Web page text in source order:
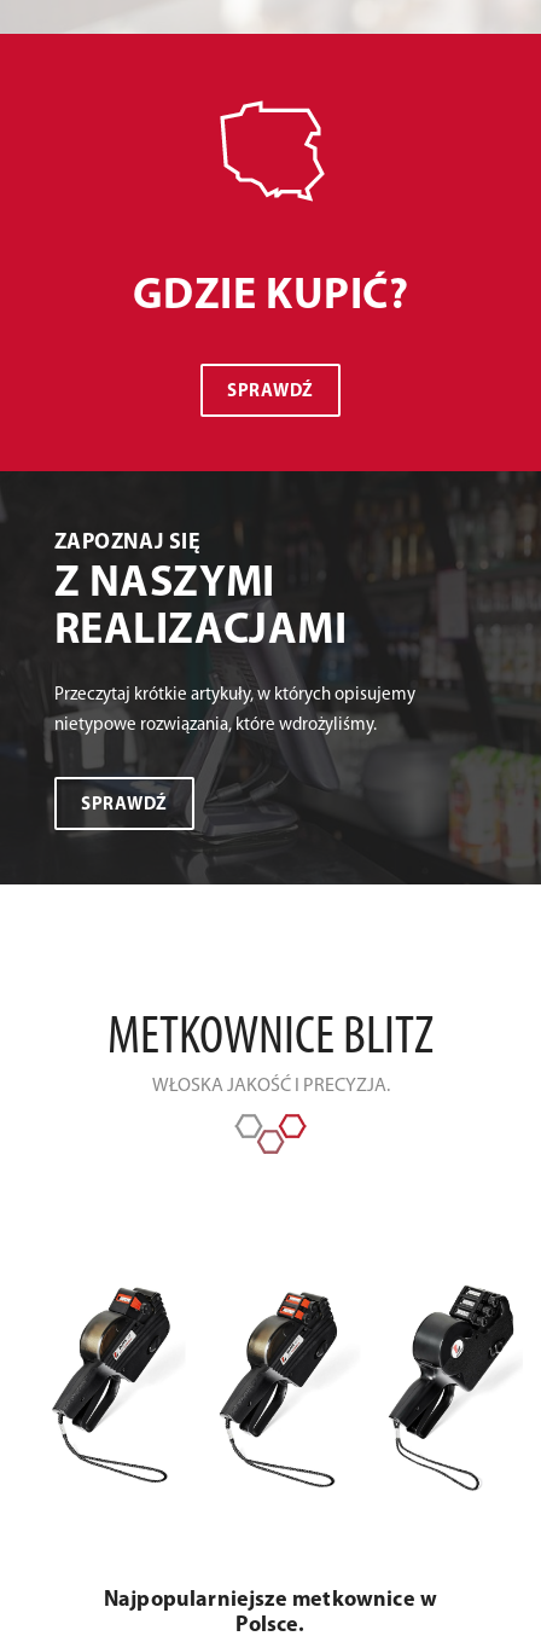
GDZIE KUPIĆ?
SPRAWDŹ
ZAPOZNAJ SIĘ
Z NASZYMI
REALIZACJAMI
Przeczytaj krótkie artykuły, w których opisujemy
nietypowe rozwiązania, które wdrożyliśmy.
SPRAWDŹ
METKOWNICE BLITZ
WŁOSKA JAKOŚĆ I PRECYZJA.
Najpopularniejsze metkownice w
Polsce.